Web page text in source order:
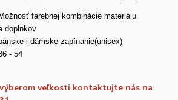
Možnosť farebnej kombinácie materiálu
doplnkov
i dámske zapínanie(unisex)
- 54
veľkosti kontaktujte nás na